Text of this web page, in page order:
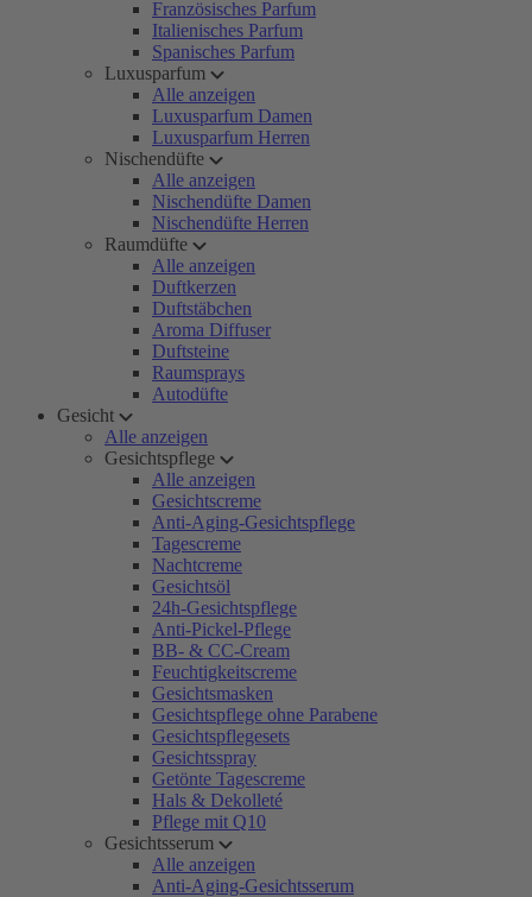
Französisches Parfum
Italienisches Parfum
Spanisches Parfum
Luxusparfum
Alle anzeigen
Luxusparfum Damen
Luxusparfum Herren
Nischendüfte
Alle anzeigen
Nischendüfte Damen
Nischendüfte Herren
Raumdüfte
Alle anzeigen
Duftkerzen
Duftstäbchen
Aroma Diffuser
Duftsteine
Raumsprays
Autodüfte
Gesicht
Alle anzeigen
Gesichtspflege
Alle anzeigen
Gesichtscreme
Anti-Aging-Gesichtspflege
Tagescreme
Nachtcreme
Gesichtsöl
24h-Gesichtspflege
Anti-Pickel-Pflege
BB- & CC-Cream
Feuchtigkeitscreme
Gesichtsmasken
Gesichtspflege ohne Parabene
Gesichtspflegesets
Gesichtsspray
Getönte Tagescreme
Hals & Dekolleté
Pflege mit Q10
Gesichtsserum
Alle anzeigen
Anti-Aging-Gesichtsserum